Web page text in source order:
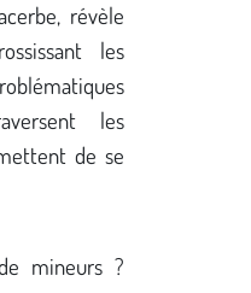
révèle
les
les
de se
mineurs ?